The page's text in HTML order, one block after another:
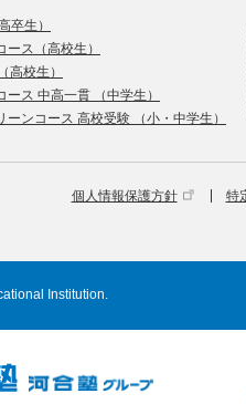
卒生）
ス（高校生）
高校生）
ース 中高一貫 （中学生）
ーンコース 高校受験 （小・中学生）
個人情報保護方針 特
Institution.